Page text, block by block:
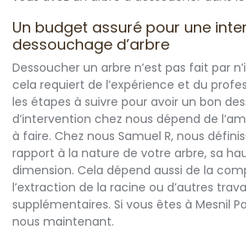
Un budget assuré pour une
dessouchage d’arbre
Dessoucher un arbre n’est pas fait par
cela requiert de l’expérience et du
les étapes à suivre pour avoir un bon
d’intervention chez nous dépend de
à faire. Chez nous Samuel R, nous
rapport à la nature de votre arbre, sa
dimension. Cela dépend aussi de la
l’extraction de la racine ou d’autres
supplémentaires. Si vous êtes à Mesnil
nous maintenant.